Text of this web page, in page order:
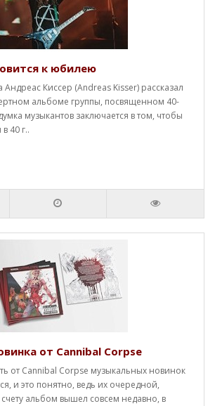
к юбилею
Андреас Киссер (Andreas Kisser) рассказал
альбоме группы, посвященном 40-
музыкантов заключается в том, чтобы
40 г..
от Cannibal Corpse
от Cannibal Corpse музыкальных новинок
и это понятно, ведь их очередной,
альбом вышел совсем недавно, в